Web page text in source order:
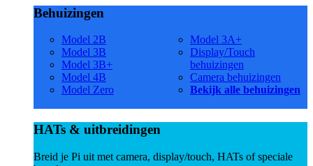
Behuizingen
Model 2B
Model 3B
Model 3B+
Model 4B
Model Zero
Model 3A+
Display/Touch
behuizingen
Camera behuizingen
Bekijk alle behuizingen
HATs & uitbreidingen
Breid je Pi uit met camera, display/touch, HATs of speciale